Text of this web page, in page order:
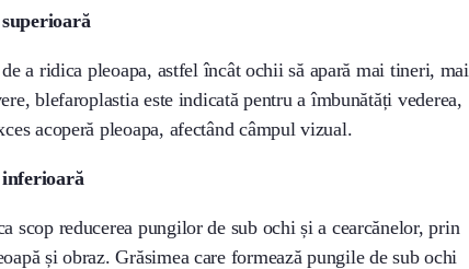
a ridica pleoapa, astfel încât ochii să apară mai tineri, mai
blefaroplastia este indicată pentru a îmbunătăți vederea,
acoperă pleoapa, afectând câmpul vizual.
inferioară
scop reducerea pungilor de sub ochi și a cearcănelor, prin
și obraz. Grăsimea care formează pungile de sub ochi